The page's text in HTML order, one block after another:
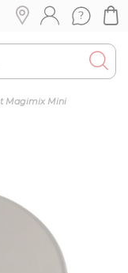
Magimix Mini